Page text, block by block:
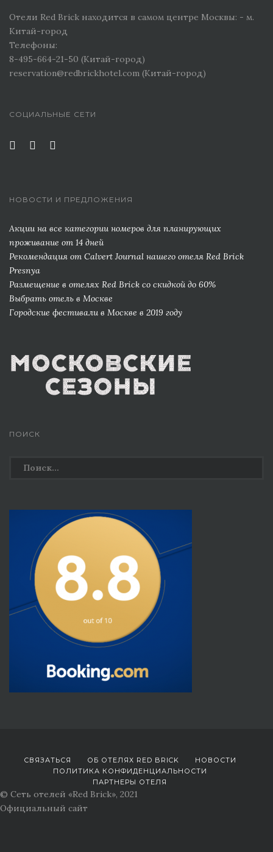
Отели Red Brick находится в самом центре Москвы: - м.
Китай-город
Телефоны:
8-495-664-21-50 (Китай-город)
reservation@redbrickhotel.com (Китай-город)
СОЦИАЛЬНЫЕ СЕТИ
НОВОСТИ И ПРЕДЛОЖЕНИЯ
Акции на все категории номеров для планирующих
проживание от 14 дней
Рекомендация от Сalvert Journal нашего отеля Red Brick
Presnya
Размещение в отелях Red Brick со скидкой до 60%
Выбрать отель в Москве
Городские фестивали в Москве в 2019 году
ПОИСК
Найти:
СВЯЗАТЬСЯ ОБ ОТЕЛЯХ RED BRICK
НОВОСТИ
ПОЛИТИКА КОНФИДЕНЦИАЛЬНОСТИ
ПАРТНЕРЫ ОТЕЛЯ
© Сеть отелей «Red Brick», 2021
Официальный сайт